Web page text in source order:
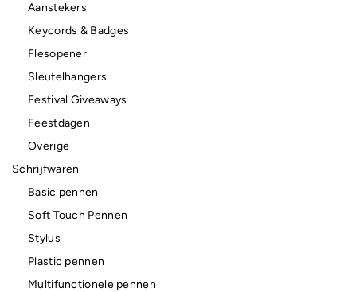
Aanstekers
Keycords & Badges
Flesopener
Sleutelhangers
Festival Giveaways
Feestdagen
Overige
Schrijfwaren
Basic pennen
Soft Touch Pennen
Stylus
Plastic pennen
Multifunctionele pennen